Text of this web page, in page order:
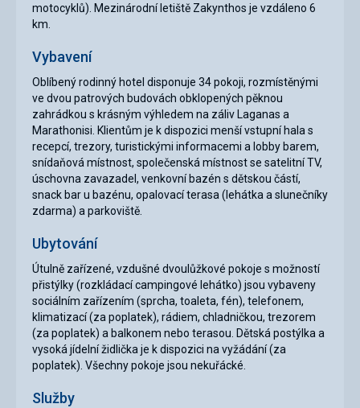
motocyklů). Mezinárodní letiště Zakynthos je vzdáleno 6
km.
Vybavení
Oblíbený rodinný hotel disponuje 34 pokoji, rozmístěnými
ve dvou patrových budovách obklopených pěknou
zahrádkou s krásným výhledem na záliv Laganas a
Marathonisi. Klientům je k dispozici menší vstupní hala s
recepcí, trezory, turistickými informacemi a lobby barem,
snídaňová místnost, společenská místnost se satelitní TV,
úschovna zavazadel, venkovní bazén s dětskou částí,
snack bar u bazénu, opalovací terasa (lehátka a slunečníky
zdarma) a parkoviště.
Ubytování
Útulně zařízené, vzdušné dvoulůžkové pokoje s možností
přistýlky (rozkládací campingové lehátko) jsou vybaveny
sociálním zařízením (sprcha, toaleta, fén), telefonem,
klimatizací (za poplatek), rádiem, chladničkou, trezorem
(za poplatek) a balkonem nebo terasou. Dětská postýlka a
vysoká jídelní židlička je k dispozici na vyžádání (za
poplatek). Všechny pokoje jsou nekuřácké.
Služby